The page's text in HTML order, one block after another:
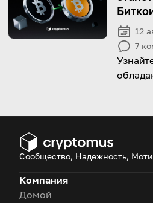
12
7
Сообщество, Надежность,
Компания
Домой